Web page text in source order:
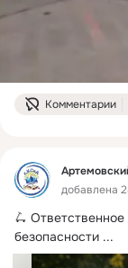
Комментарии
добавлена
🛴
безопасности ...